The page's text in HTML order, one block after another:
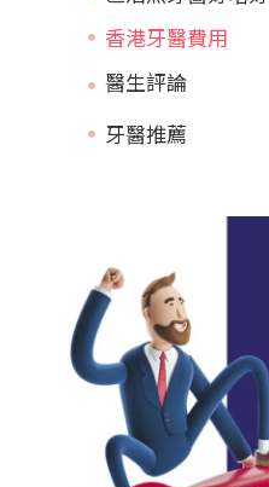
香港牙醫費用
牙醫推薦